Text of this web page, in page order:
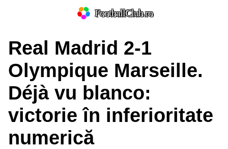
FootballClub.ro
Real Madrid 2-1
Olympique Marseille.
Déjà vu blanco:
victorie în inferioritate
numerică